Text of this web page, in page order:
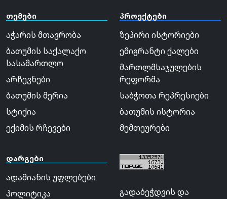
თემები
აჭარის მთავრობა
ბათუმის საქალაქო
სასამართლო
არჩევნები
ბათუმის მერია
სტიქია
ექიმის რჩევები
პროექტები
ზეპირი ისტორიები
ემიგრანტი ქალები
მართლმსაჯულების
რეფორმა
საბჭოთა რეპრესიები
ბათუმის ისტორია
მემთეურები
დარგები
ადამიანის უფლებები
პოლიტიკა
გადაბეჭდვის და